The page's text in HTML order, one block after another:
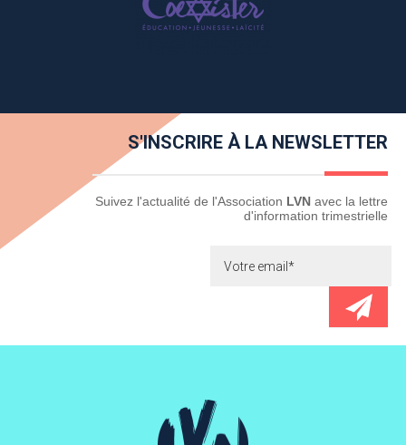
S'INSCRIRE À LA NEWSLETTER
Newsletter Suivez l'actualité de l'Association LVN avec la lettre
d'information trimestrielle